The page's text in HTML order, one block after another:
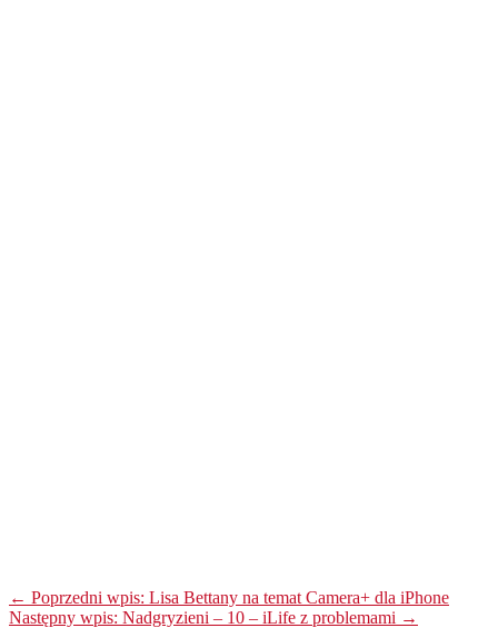
← Poprzedni wpis: Lisa Bettany na temat Camera+ dla iPhone
Następny wpis: Nadgryzieni – 10 – iLife z problemami →